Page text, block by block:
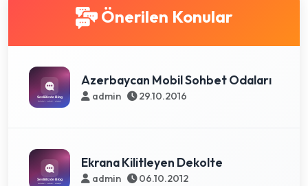
Önerilen Konular
Azerbaycan Mobil Sohbet Odaları
admin 29.10.2016
Ekrana Kilitleyen Dekolte
admin 06.10.2012